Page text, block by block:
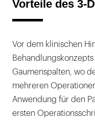
Vorteile des 3-
Vor dem klinischen
Gaumenspalten, wo
mehreren
Anwendung für den
ersten